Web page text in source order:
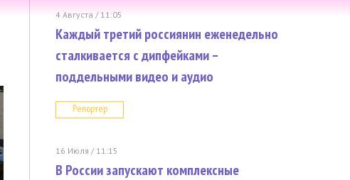
4 Августа / 11:05
Каждый третий россиянин еженедельно
сталкивается с дипфейками –
поддельными видео и аудио
Репортер
16 Июля / 11:15
В России запускают комплексные